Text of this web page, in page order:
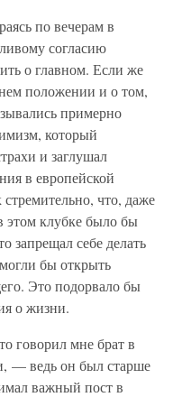
по вечерам в
согласию
о главном. Если же
положении и о том,
примерно
который
и заглушал
в европейской
что, даже
этом клубке было бы
запрещал себе делать
бы открыть
Это подорвало бы
о жизни.
говорил мне брат в
— ведь он был старше
важный пост в